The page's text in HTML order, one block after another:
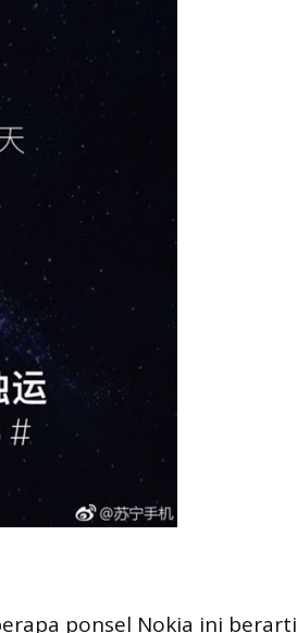
ponsel Nokia ini berarti